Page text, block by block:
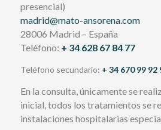
presencial)
madrid@mato-ansorena.com
28006 Madrid – España
Teléfono: + 34 628 67 84 77
Teléfono secundario: + 34 670 99 92
En la consulta, únicamente se
inicial, todos los tratamientos se
instalaciones hospitalarias